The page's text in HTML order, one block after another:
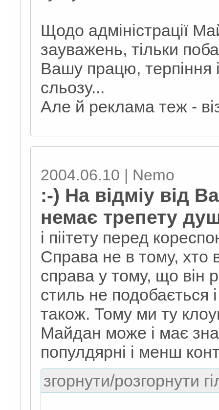
Щодо адміністрації
зауважень, тільки
Вашу працю, терпіння
сльозу...
Але й реклама теж -
2004.06.10 | Nemo
:-) На відміу від
немає трепету
і піітету перед
Справа не в тому, хто
справа у тому, що він
стиль не подобається
також. Тому ми ту
Майдан може і має
популдярні і менш
згорнути/розгорнути